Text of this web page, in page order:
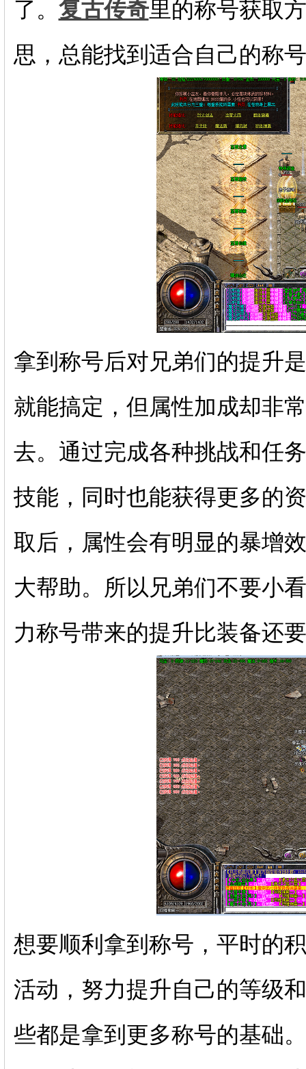
了。 复古传奇里的称号获取
思，总能找到适合自己的称
拿到称号后对兄弟们的提升
就能搞定，但属性加成却非
去。通过完成各种挑战和任
技能，同时也能获得更多的
取后，属性会有明显的暴增
大帮助。所以兄弟们不要小
力称号带来的提升比装备还
想要顺利拿到称号，平时的
活动，努力提升自己的等级
些都是拿到更多称号的基础